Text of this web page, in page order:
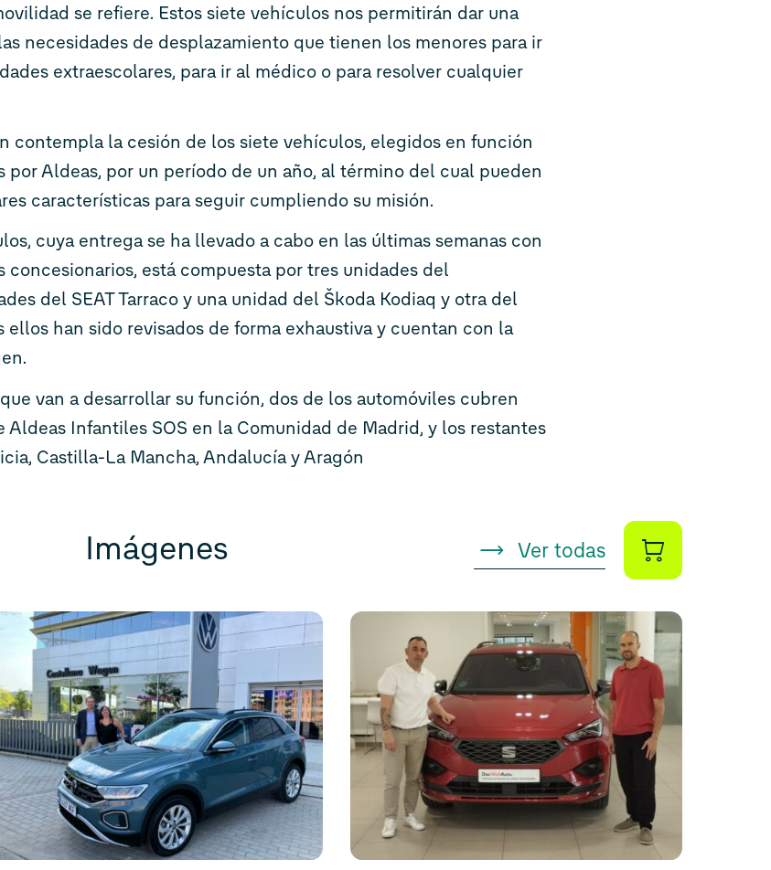
se refiere. Estos siete vehículos nos permitirán dar una
necesidades de desplazamiento que tienen los menores para ir
extraescolares, para ir al médico o para resolver cualquier
contempla la cesión de los siete vehículos, elegidos en función
por Aldeas, por un período de un año, al término del cual pueden
características para seguir cumpliendo su misión.
cuya entrega se ha llevado a cabo en las últimas semanas con
está compuesta por tres unidades del
del SEAT Tarraco y una unidad del Škoda Kodiaq y otra del
ellos han sido revisados de forma exhaustiva y cuentan con la
van a desarrollar su función, dos de los automóviles cubren
Infantiles SOS en la Comunidad de Madrid, y los restantes
Castilla-La Mancha, Andalucía y Aragón
Imágenes Ver todas